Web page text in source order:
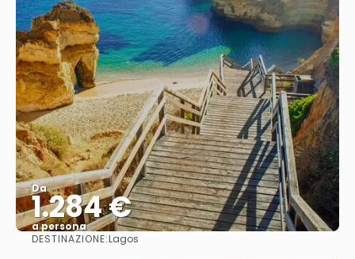
Da
1.284 €
a persona
DESTINAZIONE:Lagos